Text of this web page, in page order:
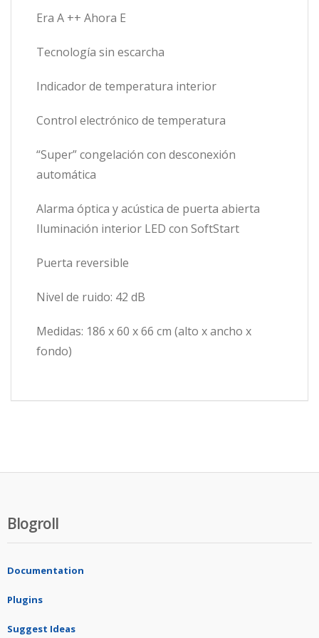
Era A ++ Ahora E
Tecnología sin escarcha
Indicador de temperatura interior
Control electrónico de temperatura
“Super” congelación con desconexión
automática
Alarma óptica y acústica de puerta abierta
Iluminación interior LED con SoftStart
Puerta reversible
Nivel de ruido: 42 dB
Medidas: 186 x 60 x 66 cm (alto x ancho x
fondo)
Blogroll
Documentation
Plugins
Suggest Ideas